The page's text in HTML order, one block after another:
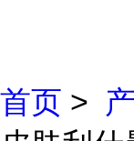
首页 >